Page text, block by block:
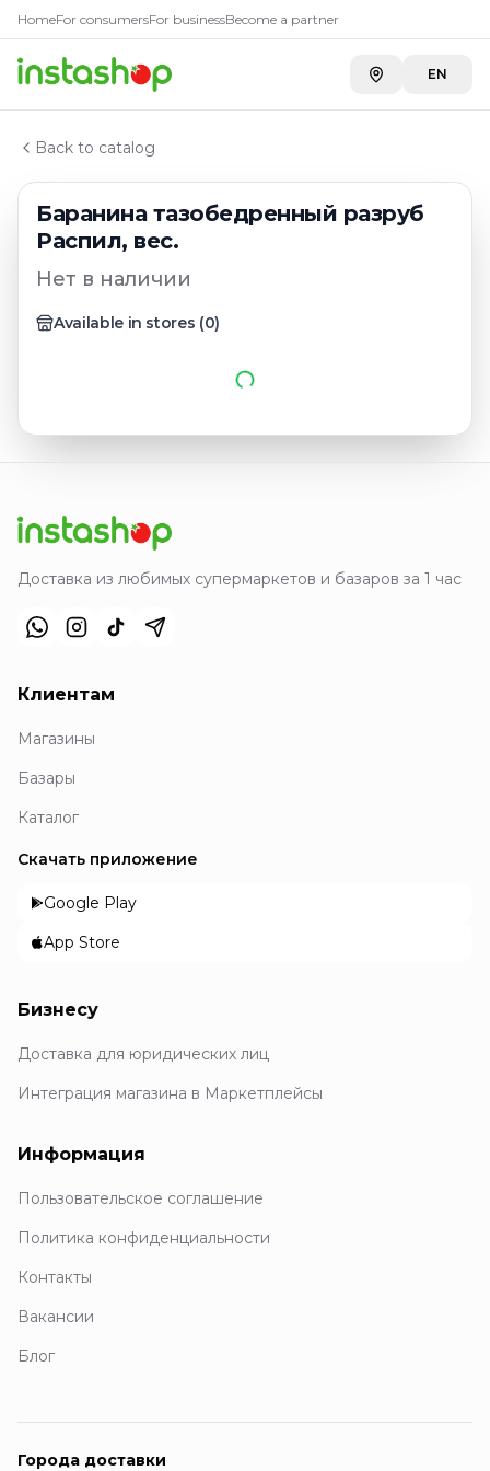
HomeFor consumersFor businessBecome a partner
EN
Back to catalog
Баранина тазобедренный разруб
Распил, вес.
Нет в наличии
Available in stores (0)
Главная
Каталог
Баранина
Баранина тазобедренный разруб Распил, вес.
Доставка из любимых супермаркетов и базаров за 1 час
Клиентам
Магазины
Базары
Каталог
Скачать приложение
Google Play
App Store
Бизнесу
Доставка для юридических лиц
Интеграция магазина в Маркетплейсы
Информация
Пользовательское соглашение
Политика конфиденциальности
Контакты
Вакансии
Блог
Города доставки